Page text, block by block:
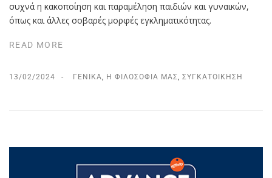
συχνά η κακοποίηση και παραμέληση παιδιών και γυναικών,
όπως και άλλες σοβαρές μορφές εγκληματικότητας.
READ MORE
13/02/2024 ΓΕΝΙΚΆ Η ΦΙΛΟΣΟΦΊΑ ΜΑΣ ΣΥΓΚΑΤΟΊΚΗΣΗ